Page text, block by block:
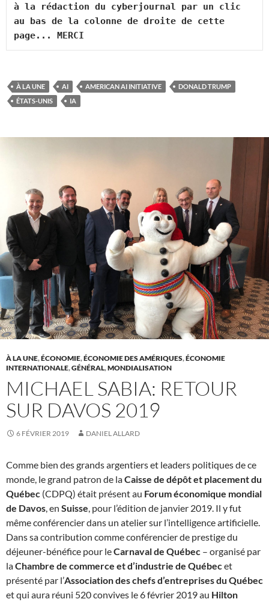
à la rédaction du cyberjournal par un clic
au bas de la colonne de droite de cette
page... MERCI
À LA UNE AI AMERICAN AI INITIATIVE
DONALD TRUMP
ÉTATS-UNIS
IA
À LA UNE,ÉCONOMIE,ÉCONOMIE DES AMÉRIQUES,ÉCONOMIE
INTERNATIONALE,GÉNÉRAL,MONDIALISATION
MICHAEL SABIA: RETOUR
SUR DAVOS 2019
6 FÉVRIER 2019 DANIEL ALLARD
Comme bien des grands argentiers et leaders politiques de ce
monde, le grand patron de laCaisse de dépôt et placement du
Québec (CDPQ) était présent au Forum économique mondial
de Davos , en Suisse , pour l’édition de janvier 2019. Il y fut
même conférencier dans un atelier sur l’intelligence artificielle.
Dans sa contribution comme conférencier de prestige du
déjeuner-bénéfice pour leCarnaval de Québec – organisé par
laChambre de commerce et d’industrie de Québec et
présenté par l’Association des chefs d’entreprises du Québec
et qui aura réuni 520 convives le 6 février 2019 au Hilton